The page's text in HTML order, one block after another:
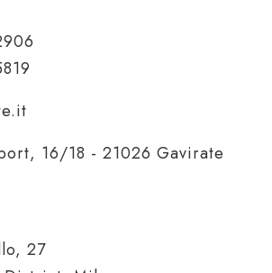
16/18 - 21026 Gavirate
27